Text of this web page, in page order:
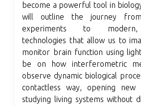
become a powerful tool in biology
will outline the journey
experiments to modern,
technologies that allow us to
monitor brain function using
be on how interferometric
observe dynamic biological
contactless way, opening new
studying living systems without